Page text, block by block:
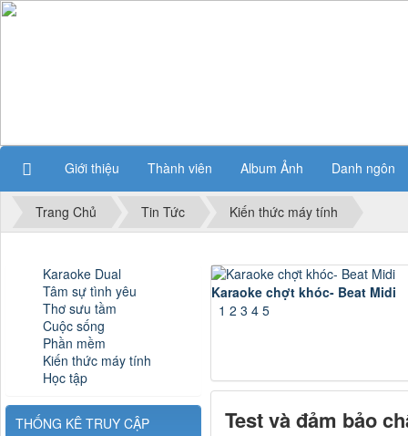
Giới thiệu Thành viên Album Ảnh Danh ngôn
Trang Chủ Tin Tức Kiến thức máy tính
Karaoke chợt khóc- Beat Midi
1 2 3 4 5
Test và đảm bảo
Karaoke Dual
Tâm sự tình yêu
Thơ sưu tầm
Cuộc sống
Phần mềm
Kiến thức máy tính
Học tập
THỐNG KÊ TRUY CẬP